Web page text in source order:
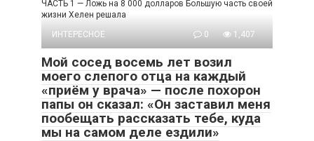
ЧАСТЬ 1 — Ложь на 8 000 долларов Большую часть своей
жизни Хелен решала
ИНТЕРЕСНОЕ
0 1,407
Мой сосед восемь лет возил
моего слепого отца на каждый
«приём у врача» — после похорон
папы он сказал: «Он заставил меня
пообещать рассказать тебе, куда
мы на самом деле ездили»